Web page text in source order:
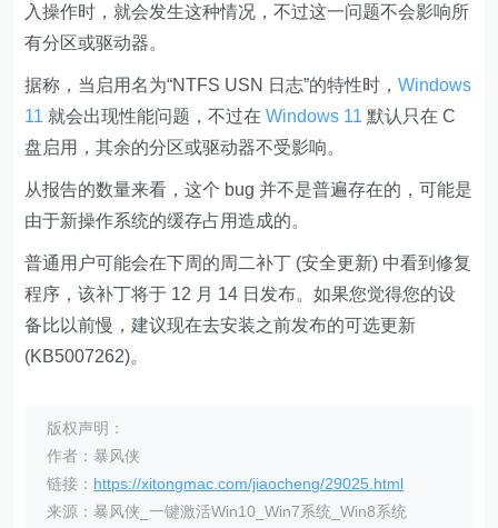
入操作时，就会发生这种情况，不过这一问题不会影响所
有分区或驱动器。
据称，当启用名为“NTFS USN 日志”的特性时，Windows
11 就会出现性能问题，不过在Windows 11 默认只在 C
盘启用，其余的分区或驱动器不受影响。
从报告的数量来看，这个 bug 并不是普遍存在的，可能是
由于新操作系统的缓存占用造成的。
普通用户可能会在下周的周二补丁 (安全更新) 中看到修复
程序，该补丁将于 12 月 14 日发布。如果您觉得您的设
备比以前慢，建议现在去安装之前发布的可选更新
(KB5007262)。
版权声明：
作者：暴风侠
链接： https://xitongmac.com/jiaocheng/29025.html
来源：暴风侠_一键激活Win10_Win7系统_Win8系统